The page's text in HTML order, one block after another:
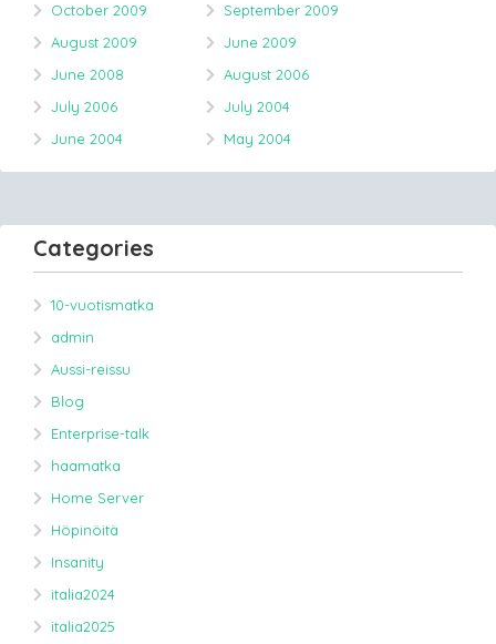
October 2009
September 2009
August 2009
June 2009
June 2008
August 2006
July 2006
July 2004
June 2004
May 2004
Categories
10-vuotismatka
admin
Aussi-reissu
Blog
Enterprise-talk
haamatka
Home Server
Höpinöitä
Insanity
italia2024
italia2025